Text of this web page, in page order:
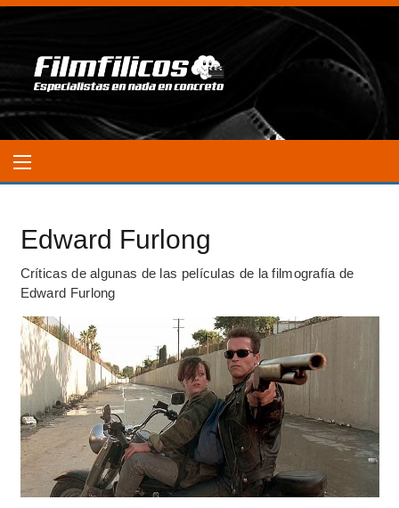
Edward Furlong
Críticas de algunas de las películas de la filmografía de
Edward Furlong